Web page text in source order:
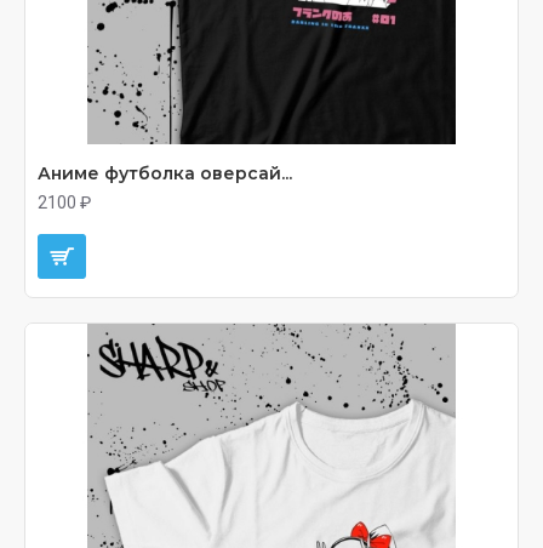
Аниме футболка оверсай...
2100 ₽